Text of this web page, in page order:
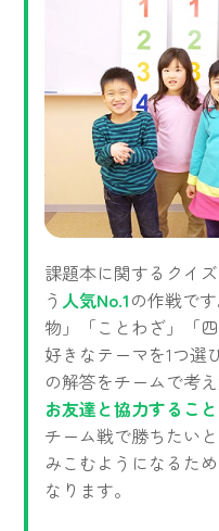
課題本に関するクイ
う 人気No.1の作戦で
物」「ことわざ」「
好きなテーマを1つ選
の解答をチームで考え
お友達と協力するこ
チーム戦で勝ちたい
みこむようになるた
なります。